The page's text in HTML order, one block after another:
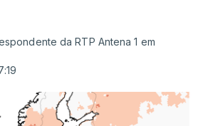
MEDIA ELEMENT
ESTÁ NESTE
da RTP Antena 1 em